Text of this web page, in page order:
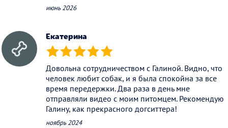
июнь 2026
Екатерина
(*) (*) (*) (*) (*)
Довольна сотрудничеством с Галиной. Видно, что
человек любит собак, и я была спокойна за все
время передержки. Два раза в день мне
отправляли видео с моим питомцем. Рекомендую
Галину, как прекрасного догситтера!
ноябрь 2024